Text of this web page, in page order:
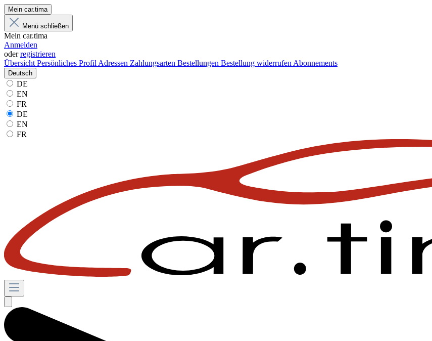
Mein car.tima
Menü schließen
Mein car.tima
Anmelden
oderregistrieren
Übersicht Persönliches Profil Adressen Zahlungsarten Bestellungen Bestellung widerrufen Abonnements
Deutsch
DE
EN
FR
DE
EN
FR